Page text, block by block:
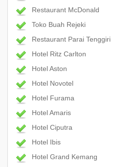
Restaurant McDonald
Toko Buah Rejeki
Restaurant Parai Tenggiri
Hotel Ritz Carlton
Hotel Aston
Hotel Novotel
Hotel Furama
Hotel Amaris
Hotel Ciputra
Hotel Ibis
Hotel Grand Kemang